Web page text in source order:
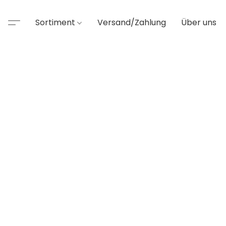
Sortiment Versand/Zahlung Über uns